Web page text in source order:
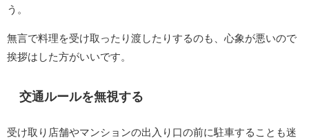
う。
無言で料理を受け取ったり渡したりするのも、心象が悪いので
挨拶はした方がいいです。
交通ルールを無視する
受け取り店舗やマンションの出入り口の前に駐車することも迷